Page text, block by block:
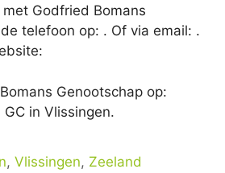
Godfried Bomans
telefoon op: . Of via email: .
Genootschap op:
in Vlissingen.
,Vlissingen, Zeeland